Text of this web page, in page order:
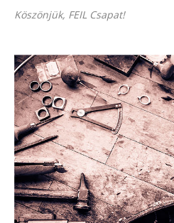
Köszönjük, FEIL Csapat!